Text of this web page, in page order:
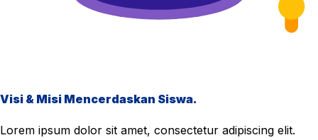
Visi & Misi Mencerdaskan Siswa.
Lorem ipsum dolor sit amet, consectetur adipiscing elit.